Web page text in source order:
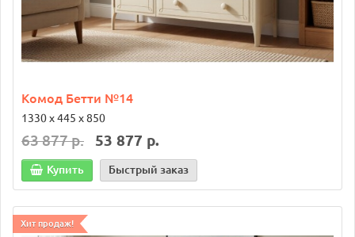
Комод Бетти №14
1330 х 445 х 850
63 877 р. 53 877 р.
Купить Быстрый заказ
Хит продаж!